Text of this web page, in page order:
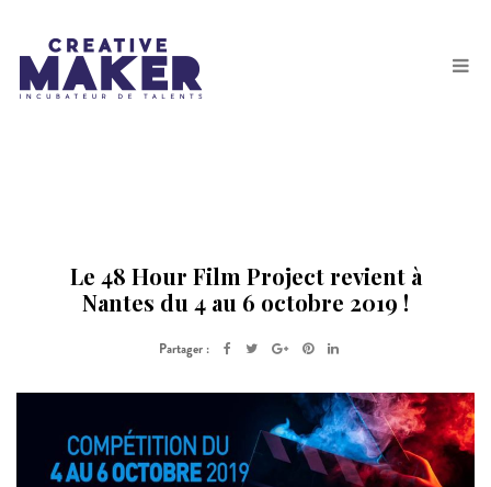
Le 48 Hour Film Project revient à
Nantes du 4 au 6 octobre 2019 !
Partager :